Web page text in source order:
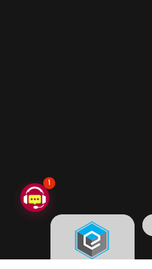
محصولات ارائه می‌شود.
1